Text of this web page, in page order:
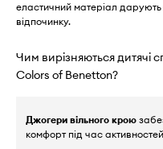
еластичний матеріал
відпочинку.
Чим вирізняються дитячі
Colors of Benetton?
Джогери вільного крою
комфорт під час